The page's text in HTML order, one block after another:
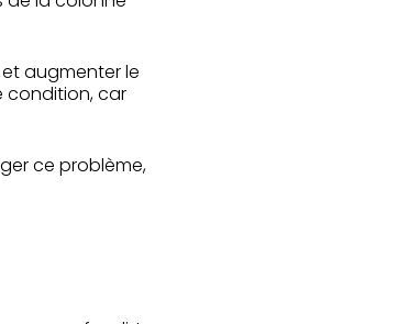
augmenter le
condition, car
ce problème,